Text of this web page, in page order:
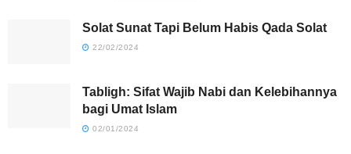
Solat Sunat Tapi Belum Habis Qada Solat
22/02/2024
Tabligh: Sifat Wajib Nabi dan Kelebihannya
bagi Umat Islam
02/01/2024